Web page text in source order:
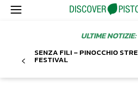
ULTIME NOTIZIE:
SENZA FILI – PINOCCHIO
FESTIVAL